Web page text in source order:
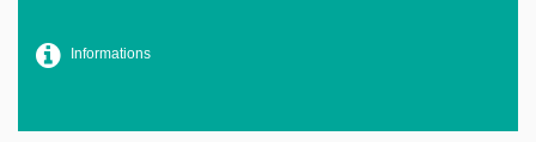
Informations